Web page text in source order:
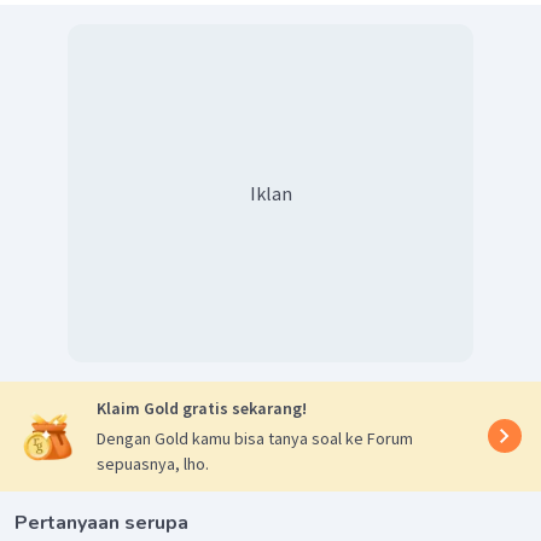
Reaksi (C):
Reaksi (D):
Iklan
Klaim Gold gratis sekarang!
Dengan Gold kamu bisa tanya soal ke Forum
sepuasnya, lho.
Pertanyaan serupa